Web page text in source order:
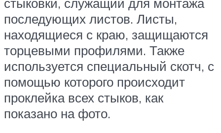
последующих листов. Листы,
находящиеся с краю, защищаются
торцевыми профилями. Также
используется специальный скотч, с
помощью которого происходит
проклейка всех стыков, как
показано на фото.